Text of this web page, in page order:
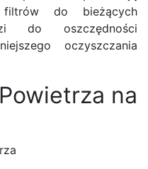
do bieżących
do oszczędności
oczyszczania
na